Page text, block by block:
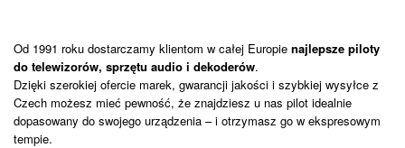
Od 1991 roku dostarczamy klientom w całej Europie najlepsze piloty
do telewizorów, sprzętu audio i dekoderów.
Dzięki szerokiej ofercie marek, gwarancji jakości i szybkiej wysyłce z
Czech możesz mieć pewność, że znajdziesz u nas pilot idealnie
dopasowany do swojego urządzenia – i otrzymasz go w ekspresowym
tempie.